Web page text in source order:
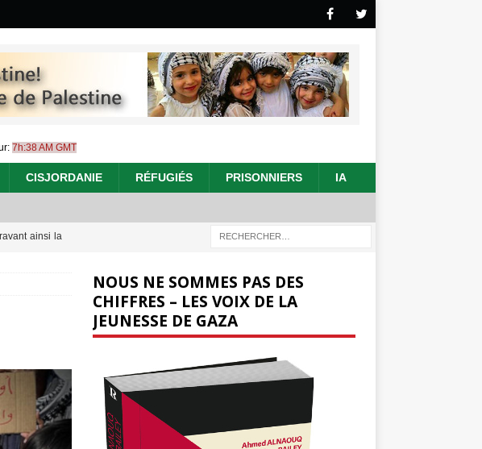
7h:38 AM GMT
CISJORDANIE RÉFUGIÉS PRISONNIERS IA
ainsi la
occidentale
NOUS NE SOMMES PAS DES
CHIFFRES – LES VOIX DE LA
JEUNESSE DE GAZA